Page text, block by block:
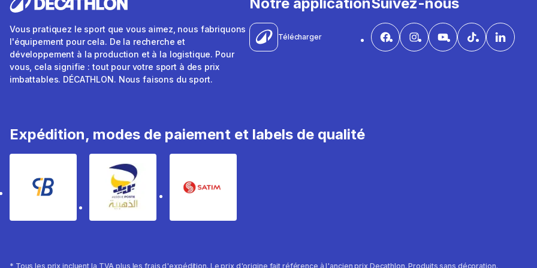
Vous pratiquez le sport que vous aimez, nous fabriquons
l'équipement pour cela. De la recherche et
développement à la production et à la logistique. Pour
vous, cela signifie : tout pour votre sport à des prix
imbattables. DÉCATHLON. Nous faisons du sport.
Télécharger
Expédition, modes de paiement et labels de qualité
* Tous les prix incluent la TVA plus les frais d'expédition. Le prix d'origine fait référence à l'ancien prix Decathlon. Produits sans décoration.